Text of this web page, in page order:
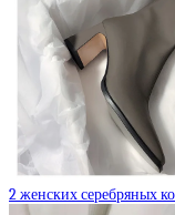
2 женских серебряных